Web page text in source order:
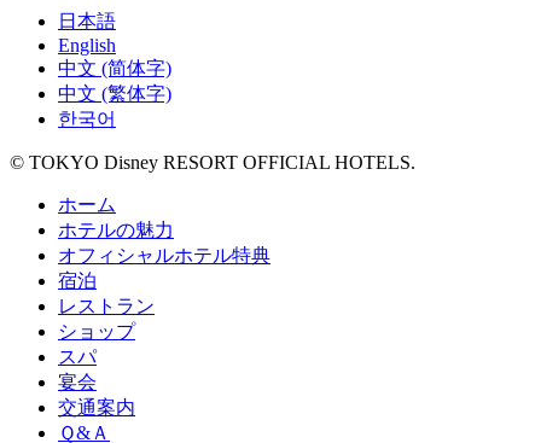
日本語
English
中文 (简体字)
中文 (繁体字)
한국어
© TOKYO Disney RESORT OFFICIAL HOTELS.
ホーム
ホテルの魅力
オフィシャルホテル特典
宿泊
レストラン
ショップ
スパ
宴会
交通案内
Ｑ&Ａ